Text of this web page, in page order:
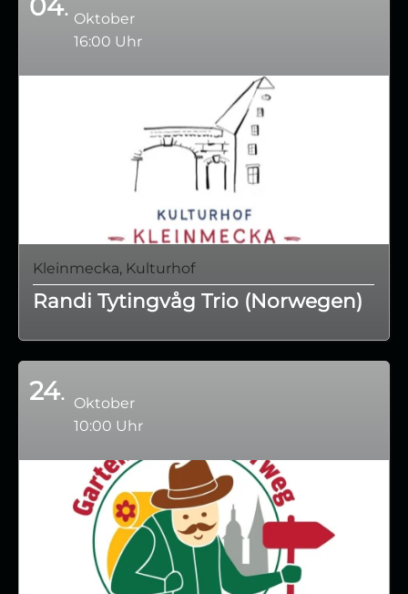
04
Oktober
16:00 Uhr
Kleinmecka, Kulturhof
Randi Tytingvåg Trio (Norwegen)
24
Oktober
10:00 Uhr